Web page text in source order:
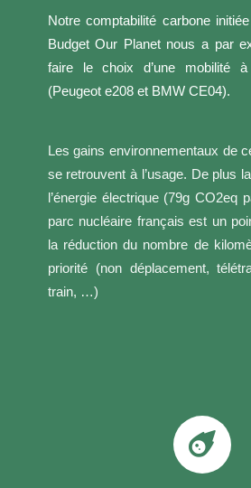
Notre comptabilité carbone
Budget Our Planet nous a par
faire le choix d’une mobilité à
(Peugeot e208 et BMW CE04).
Les gains environnementaux de
se retrouvent à l’usage. De plus
l’énergie électrique (79g CO2eq
parc nucléaire français est un
la réduction du nombre de
priorité (non déplacement,
train, …)